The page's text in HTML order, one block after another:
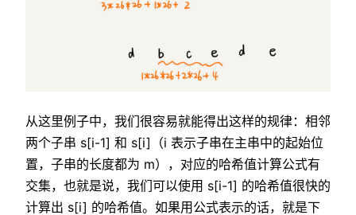
从这里例子中，我们很容易就能得出这样的规律：相邻
两个子串 s[i-1] 和 s[i]（i 表示子串在主串中的起始位
置，子串的长度都为 m），对应的哈希值计算公式有
交集，也就是说，我们可以使用 s[i-1] 的哈希值很快的
计算出 s[i] 的哈希值。如果用公式表示的话，就是下